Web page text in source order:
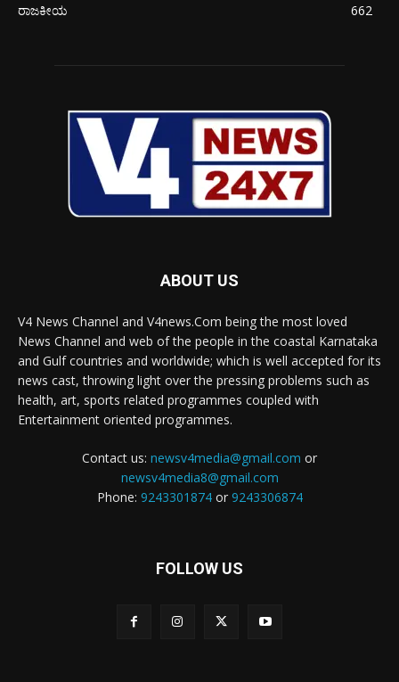
ರಾಜಕೀಯ
662
ABOUT US
V4 News Channel and V4news.Com being the most loved
News Channel and web of the people in the coastal Karnataka
and Gulf countries and worldwide; which is well accepted for its
news cast, throwing light over the pressing problems such as
health, art, sports related programmes coupled with
Entertainment oriented programmes.
Contact us: newsv4media@gmail.com or
newsv4media8@gmail.com
Phone: 9243301874or 9243306874
FOLLOW US